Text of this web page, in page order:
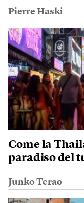
Pierre Haski
Come la
paradiso del
Junko Terao